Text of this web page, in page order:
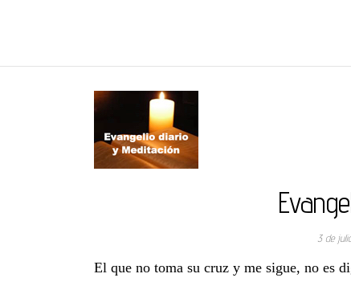
3 de
El que no toma su cruz y me sigue, no es